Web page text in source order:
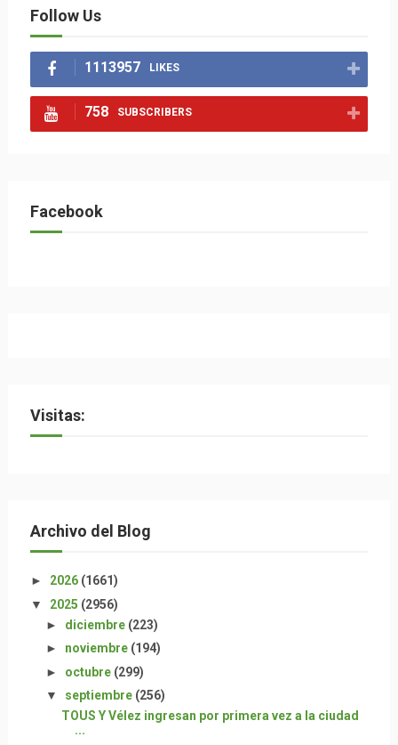
Follow Us
1113957 LIKES
758 SUBSCRIBERS
Facebook
Visitas:
Archivo del Blog
► 2026 (1661)
▼ 2025 (2956)
► diciembre (223)
► noviembre (194)
► octubre (299)
▼ septiembre (256)
TOUS Y Vélez ingresan por primera vez a la ciudad
...